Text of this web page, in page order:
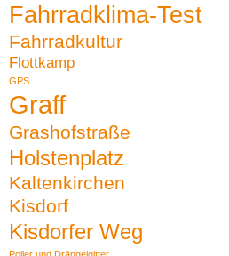
Fahrradklima-Test
Fahrradkultur
Flottkamp
GPS
Graff
Grashofstraße
Holstenplatz
Kaltenkirchen
Kisdorf
Kisdorfer Weg